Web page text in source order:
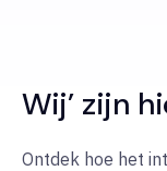
Wij’ zijn
Ontdek hoe het